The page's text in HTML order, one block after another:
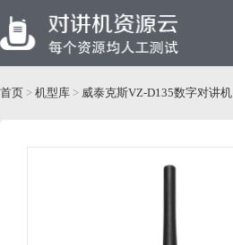
首页 > 机型库 > 威泰克斯VZ-D135数字对讲机